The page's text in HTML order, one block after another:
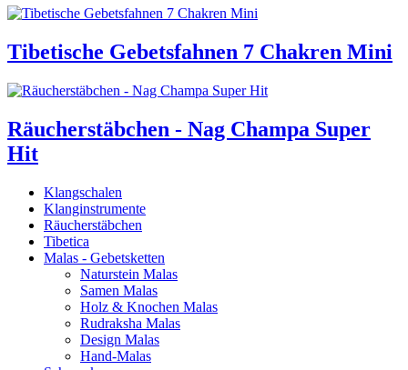
Tibetische Gebetsfahnen 7 Chakren Mini
Räucherstäbchen - Nag Champa Super
Hit
Klangschalen
Klanginstrumente
Räucherstäbchen
Tibetica
Malas - Gebetsketten
Naturstein Malas
Samen Malas
Holz & Knochen Malas
Rudraksha Malas
Design Malas
Hand-Malas